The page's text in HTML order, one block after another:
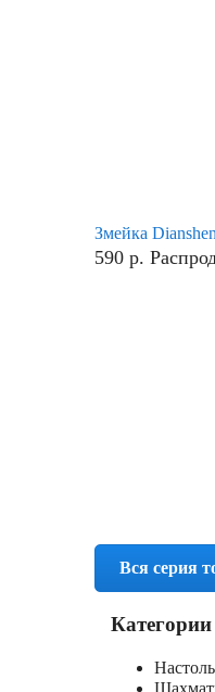
Змейка
590 р.
Вся серия